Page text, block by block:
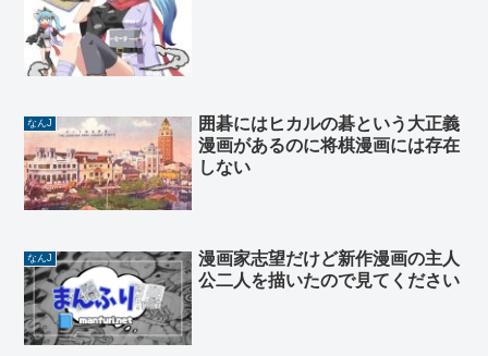
なんJ
囲碁にはヒカルの碁という大正義
漫画があるのに将棋漫画には存在
しない
なんJ
漫画家志望だけど新作漫画の主人
公二人を描いたので見てください